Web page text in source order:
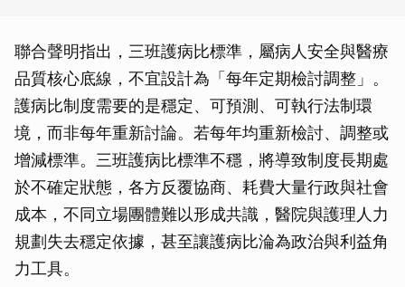
聯合聲明指出，三班護病比標準，屬病人安全與醫療
品質核心底線，不宜設計為「每年定期檢討調整」。
護病比制度需要的是穩定、可預測、可執行法制環
境，而非每年重新討論。若每年均重新檢討、調整或
增減標準。三班護病比標準不穩，將導致制度長期處
於不確定狀態，各方反覆協商、耗費大量行政與社會
成本，不同立場團體難以形成共識，醫院與護理人力
規劃失去穩定依據，甚至讓護病比淪為政治與利益角
力工具。